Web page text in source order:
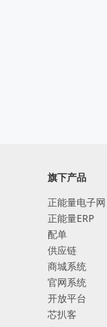
旗下产品
正能量电子网
正能量ERP
配单
供应链
商城系统
官网系统
开放平台
芯扒客